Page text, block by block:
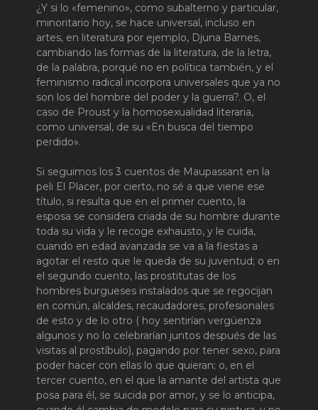
¿Y si lo «femenino», como subalterno y particular,
minoritario hoy, se hace universal, incluso en
artes, en literatura por ejemplo, Djuna Barnes,
cambiando las formas de la literatura, de la letra,
de la palabra, porqué no en política también, y el
feminismo radical incorpora universales que ya no
son los del hombre del poder y la guerra?. O, el
caso de Proust y la homosexualidad literaria,
como universal, de su «En busca del tiempo
perdido».
Si seguimos los 3 cuentos de Maupassant en la
peli El Placer, por cierto, no sé a que viene ese
título, si resulta que en el primer cuento, la
esposa se considera criada de su hombre durante
toda su vida y le recoge exhausto, y le cuida,
cuando en edad avanzada se va a la fiestas a
agotar el resto que le queda de su juventud; o en
el segundo cuento, las prostitutas de los
hombres burgueses instalados que se regocijan
en común, alcaldes, recaudadores, profesionales
de esto y de lo otro ( hoy sentirían vergüenza
algunos y no lo celebrarían juntos después de las
visitas al prostíbulo), pagando por tener sexo, para
poder hacer con ellas lo que quieran; o, en el
tercer cuento, en el que la amante del artista que
posa para él, se suicida por amor, y se lo anticipa,